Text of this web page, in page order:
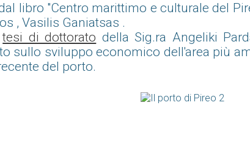
libro "Centro marittimo e culturale del
, Vasilis Ganiatsas .
tesi di dottorato della Sig.ra Angeliki
sullo sviluppo economico dell'area più
del porto.